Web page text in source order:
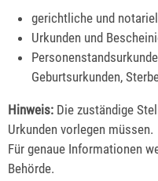
gerichtliche und
Urkunden und
Geburtsurkunden,
Hinweis: Die zuständige
Urkunden vorlegen müssen.
Für genaue Informationen
Behörde.